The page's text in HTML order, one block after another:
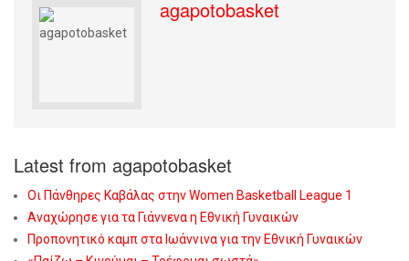
agapotobasket
Latest from agapotobasket
Οι Πάνθηρες Καβάλας στην Women Basketball League 1
Αναχώρησε για τα Γιάννενα η Εθνική Γυναικών
Προπονητικό καμπ στα Ιωάννινα για την Εθνική Γυναικών